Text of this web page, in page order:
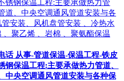
话 从事-管道保温-保温工程-铁皮
钢保温工程:主要承做热力管道、
中央空调通风管道安装与各种保